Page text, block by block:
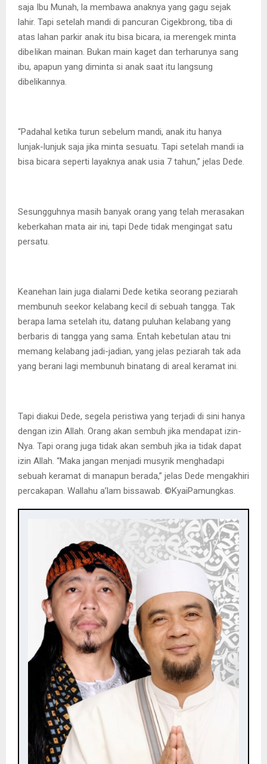
saja Ibu Munah, la membawa anaknya yang gagu sejak
lahir. Tapi setelah mandi di pancuran Cigekbrong, tiba di
atas lahan parkir anak itu bisa bicara, ia merengek minta
dibeIikan mainan. Bukan main kaget dan terharunya sang
ibu, apapun yang diminta si anak saat itu langsung
dibelikannya.
“Padahal ketika turun sebelum mandi, anak itu hanya
lunjak-lunjuk saja jika minta sesuatu. Tapi setelah mandi ia
bisa bicara seperti layaknya anak usia 7 tahun,” jelas Dede.
Sesungguhnya masih banyak orang yang telah merasakan
keberkahan mata air ini, tapi Dede tidak mengingat satu
persatu.
Keanehan lain juga dialami Dede ketika seorang peziarah
membunuh seekor kelabang kecil di sebuah tangga. Tak
berapa lama setelah itu, datang puluhan kelabang yang
berbaris di tangga yang sama. Entah kebetulan atau tni
memang kelabang jadi-jadian, yang jelas peziarah tak ada
yang berani lagi membunuh binatang di areal keramat ini.
Tapi diakui Dede, segela peristiwa yang terjadi di sini hanya
dengan izin Allah. Orang akan sembuh jika mendapat izin-
Nya. Tapi orang juga tidak akan sembuh jika ia tidak dapat
izin Allah. “Maka jangan menjadi musyrik menghadapi
sebuah keramat di manapun berada,” jelas Dede mengakhiri
percakapan. Wallahu a’lam bissawab. ©️KyaiPamungkas.